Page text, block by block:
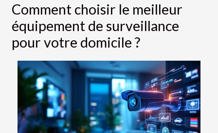
Comment choisir le meilleur
équipement de surveillance
pour votre domicile ?